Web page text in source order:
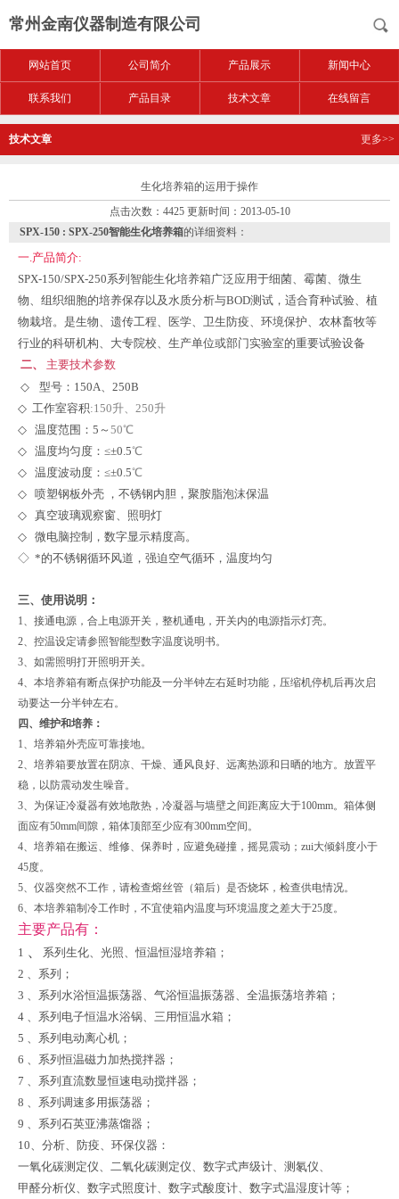
常州金南仪器制造有限公司
网站首页 公司简介 产品展示 新闻中心
联系我们 产品目录 技术文章 在线留言
技术文章 更多>>
生化培养箱的运用于操作
点击次数：4425 更新时间：2013-05-10
SPX-150 : SPX-250智能生化培养箱的详细资料：
一.产品简介:
SPX-150/SPX-250系列智能生化培养箱广泛应用于细菌、霉菌、微生
物、组织细胞的培养保存以及水质分析与BOD测试，适合育种试验、植
物栽培。是生物、遗传工程、医学、卫生防疫、环境保护、农林畜牧等
行业的科研机构、大专院校、生产单位或部门实验室的重要试验设备
二、
主要技术参数
◇
型号： 150A、 250B
◇ 工作室容积:150升、250升
◇
温度范围：5～ 50℃
◇
温度均匀度：≤±0.5℃
◇
温度波动度：≤±0.5℃
◇
喷塑钢板外壳
，不锈钢内胆，聚胺脂泡沫保温
◇
真空玻璃观察窗、照明灯
◇
微电脑控制，数字显示精度高。
◇ *的不锈钢循环风道，强迫空气循环，温度均匀
三、使用说明：
1、接通电源，合上电源开关，整机通电，开关内的电源指示灯亮。
2、控温设定请参照智能型数字温度说明书。
3、如需照明打开照明开关。
4、本培养箱有断点保护功能及一分半钟左右延时功能，压缩机停机后再次启
动要达一分半钟左右。
四、维护和培养：
1、培养箱外壳应可靠接地。
2、培养箱要放置在阴凉、干燥、通风良好、远离热源和日晒的地方。放置平
稳，以防震动发生噪音。
3、为保证冷凝器有效地散热，冷凝器与墙壁之间距离应大于100mm。箱体侧
面应有50mm间隙，箱体顶部至少应有300mm空间。
4、培养箱在搬运、维修、保养时，应避免碰撞，摇晃震动；zui大倾斜度小于
45度。
5、仪器突然不工作，请检查熔丝管（箱后）是否烧坏，检查供电情况。
6、本培养箱制冷工作时，不宜使箱内温度与环境温度之差大于25度。
主要产品有：
1 、
系列生化、光照、恒温恒湿培养箱；
2 、系列；
3 、系列水浴恒温振荡器、气浴恒温振荡器、全温振荡培养箱；
4 、系列电子恒温水浴锅、三用恒温水箱；
5 、系列电动离心机；
6 、系列恒温磁力加热搅拌器；
7 、系列直流数显恒速电动搅拌器；
8 、系列调速多用振荡器；
9 、系列石英亚沸蒸馏器；
10、分析、防疫、环保仪器：
一氧化碳测定仪、二氧化碳测定仪、数字式声级计、测氡仪、
甲醛分析仪、数字式照度计、数字式酸度计、数字式温湿度计等；